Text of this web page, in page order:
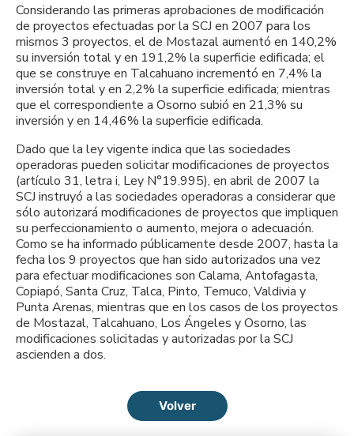
Considerando las primeras aprobaciones de modificación
de proyectos efectuadas por la SCJ en 2007 para los
mismos 3 proyectos, el de Mostazal aumentó en 140,2%
su inversión total y en 191,2% la superficie edificada; el
que se construye en Talcahuano incrementó en 7,4% la
inversión total y en 2,2% la superficie edificada; mientras
que el correspondiente a Osorno subió en 21,3% su
inversión y en 14,46% la superficie edificada.
Dado que la ley vigente indica que las sociedades
operadoras pueden solicitar modificaciones de proyectos
(artículo 31, letra i, Ley N°19.995), en abril de 2007 la
SCJ instruyó a las sociedades operadoras a considerar que
sólo autorizará modificaciones de proyectos que impliquen
su perfeccionamiento o aumento, mejora o adecuación.
Como se ha informado públicamente desde 2007, hasta la
fecha los 9 proyectos que han sido autorizados una vez
para efectuar modificaciones son Calama, Antofagasta,
Copiapó, Santa Cruz, Talca, Pinto, Temuco, Valdivia y
Punta Arenas, mientras que en los casos de los proyectos
de Mostazal, Talcahuano, Los Ángeles y Osorno, las
modificaciones solicitadas y autorizadas por la SCJ
ascienden a dos.
Volver